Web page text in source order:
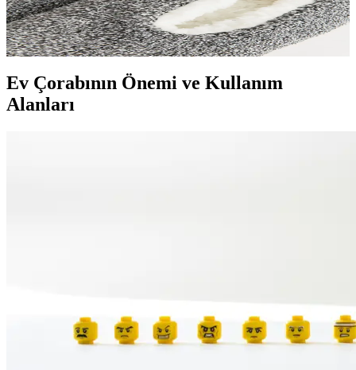
Erkekler için ev çorabı, konfor, sağlık ve şıklığı bir arada sunar.
Malzeme, tasarım ve trendler hakkında detaylar ile en uygun seçimi
yapabilirsiniz.
Ev Çorabının Önemi ve Kullanım
Alanları